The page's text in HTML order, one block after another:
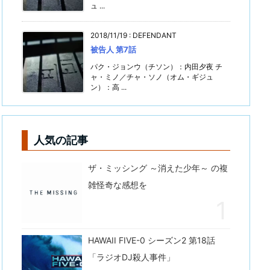
ュ ...
2018/11/19 : DEFENDANT
被告人 第7話
パク・ジョンウ（チソン）：内田夕夜 チ
ャ・ミノ／チャ・ソノ（オム・ギジュ
ン）：高 ...
人気の記事
ザ・ミッシング ～消えた少年～ の複
雑怪奇な感想を
HAWAII FIVE-0 シーズン2 第18話
「ラジオDJ殺人事件」